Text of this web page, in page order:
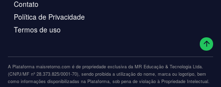
Contato
Política de Privacidade
Termos de uso
A Plataforma maisretorno.com é de propriedade exclusiva da MR Educação & Tecnologia Ltda.
(CNPJ/MF nº 28.373.825/0001-70), sendo proibida a utilização do nome, marca ou logotipo, bem
como informações disponibilizadas na Plataforma, sob pena de violação à Propriedade Intelectual.